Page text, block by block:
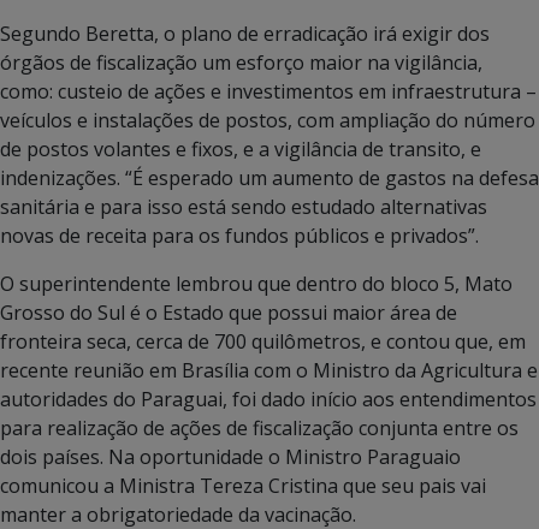
Segundo Beretta, o plano de erradicação irá exigir dos
órgãos de fiscalização um esforço maior na vigilância,
como: custeio de ações e investimentos em infraestrutura –
veículos e instalações de postos, com ampliação do número
de postos volantes e fixos, e a vigilância de transito, e
indenizações. “É esperado um aumento de gastos na defesa
sanitária e para isso está sendo estudado alternativas
novas de receita para os fundos públicos e privados”.
O superintendente lembrou que dentro do bloco 5, Mato
Grosso do Sul é o Estado que possui maior área de
fronteira seca, cerca de 700 quilômetros, e contou que, em
recente reunião em Brasília com o Ministro da Agricultura e
autoridades do Paraguai, foi dado início aos entendimentos
para realização de ações de fiscalização conjunta entre os
dois países. Na oportunidade o Ministro Paraguaio
comunicou a Ministra Tereza Cristina que seu pais vai
manter a obrigatoriedade da vacinação.